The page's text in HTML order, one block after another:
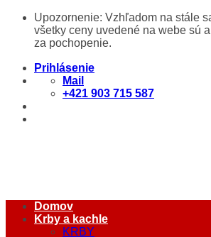
Skip
content
Upozornenie: Vzhľadom na stále
všetky ceny uvedené na webe sú
za pochopenie.
Prihlásenie
Mail
+421 903 715 587
Domov
Krby a kachle
KRBY